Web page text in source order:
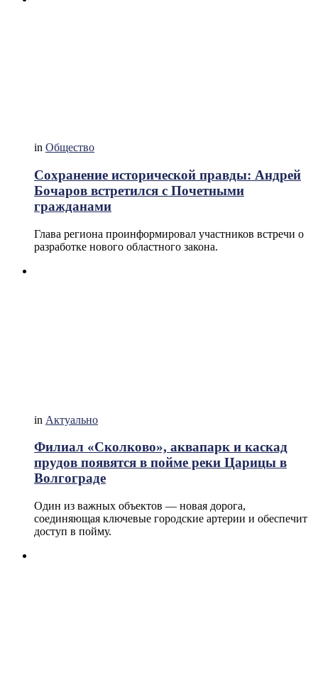
in Общество
Сохранение исторической правды: Андрей
Бочаров встретился с Почетными
гражданами
Глава региона проинформировал участников встречи о
разработке нового областного закона.
in Актуально
Филиал «Сколково», аквапарк и каскад
прудов появятся в пойме реки Царицы в
Волгограде
Один из важных объектов — новая дорога,
соединяющая ключевые городские артерии и обеспечит
доступ в пойму.